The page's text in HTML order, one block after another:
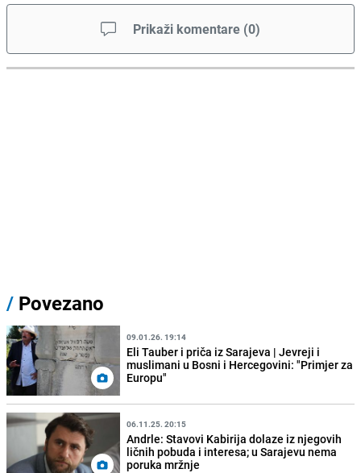
Prikaži komentare (0)
/ Povezano
09.01.26. 19:14
Eli Tauber i priča iz Sarajeva | Jevreji i
muslimani u Bosni i Hercegovini: "Primjer za
Europu"
06.11.25. 20:15
Andrle: Stavovi Kabirija dolaze iz njegovih
ličnih pobuda i interesa; u Sarajevu nema
poruka mržnje